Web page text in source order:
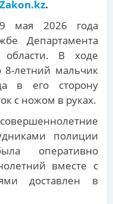
Zakon.kz.
мая 2026 года
Департамента
области. В ходе
8-летний мальчик
в его сторону
с ножом в руках.
полиции
оперативно
вместе с
доставлен в